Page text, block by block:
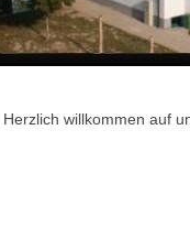
Herzlich willkommen auf